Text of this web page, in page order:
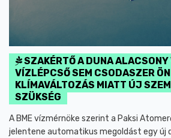
SZAKÉRTŐ A DUNA
VÍZLÉPCSŐ SEM CSODASZER
KLÍMAVÁLTOZÁS MIATT ÚJ
SZÜKSÉG
A BME vízmérnöke szerint a Paksi
jelentene automatikus megoldást egy új